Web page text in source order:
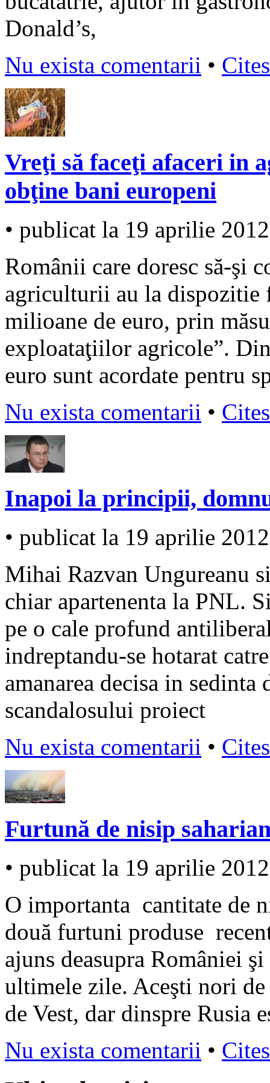
Donald’s,
Nu exista comentarii •
Vreţi să faceţi afaceri in
obţine bani europeni
• publicat la 19 aprilie 2012
Românii care doresc să-şi
agriculturii au la dispozitie
milioane de euro, prin
exploataţiilor agricole”.
euro sunt acordate pentru
Nu exista comentarii •
Inapoi la principii,
• publicat la 19 aprilie 2012
Mihai Razvan Ungureanu
chiar apartenenta la PNL.
pe o cale profund
indreptandu-se hotarat
amanarea decisa in
scandalosului proiect
Nu exista comentarii •
Furtună de nisip
• publicat la 19 aprilie 2012
O importanta cantitate de
două furtuni produse
ajuns deasupra României
ultimele zile. Aceşti nori de
de Vest, dar dinspre Rusia
Nu exista comentarii •